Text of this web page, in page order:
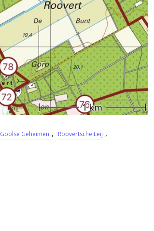
Goolse Geheimen , Roovertsche Leij ,